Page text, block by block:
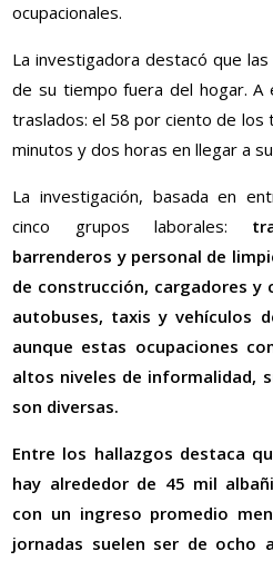
ocupacionales.
La investigadora destacó que
de su tiempo fuera del hogar. A
traslados: el 58 por ciento de
minutos y dos horas en llegar a
La investigación, basada en
cinco grupos laborales:
barrenderos y personal de
de construcción, cargadores y
autobuses, taxis y vehículos
aunque estas ocupaciones
altos niveles de informalidad,
son diversas.
Entre los hallazgos destaca
hay alrededor de 45 mil
con un ingreso promedio
jornadas suelen ser de ocho